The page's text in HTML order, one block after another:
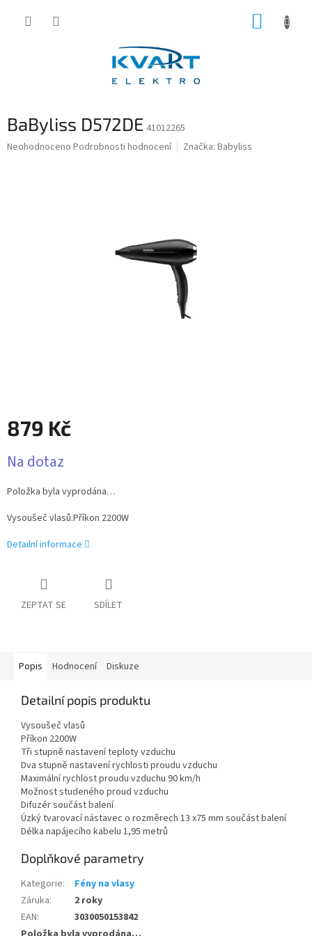
BaByliss D572DE 41012265
Průměrné
Neohodnoceno Podrobnosti hodnocení Značka: Babyliss
879 Kč
cena:
Na dotaz
Položka byla vyprodána…
Vysoušeč vlasů.Příkon 2200W
Detailní informace
ZEPTAT SE SDÍLET
Popis Hodnocení Diskuze
Detailní popis produktu
Vysoušeč vlasů
Příkon 2200W
Tři stupně nastavení teploty vzduchu
Dva stupně nastavení rychlosti proudu vzduchu
Maximální rychlost proudu vzduchu 90 km/h
Možnost studeného proud vzduchu
Difuzér součást balení
Úzký tvarovací nástavec o rozměrech 13 x75 mm součást balení
Délka napájecího kabelu 1,95 metrů
Doplňkové parametry
Kategorie:
Fény na vlasy
Záruka:
2 roky
EAN:
3030050153842